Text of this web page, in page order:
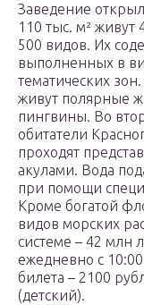
Заведение
110 тыс. м² живут
500 видов. Их
выполненных в
тематических
живут полярные
пингвины. Во
обитатели
проходят
акулами. Вода
при помощи
Кроме богатой
видов морских
системе – 42 млн
ежедневно с
билета – 2100
(детский).